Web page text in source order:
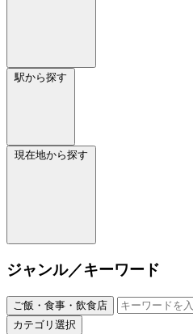
駅から探す
現在地から探す
ジャンル／キーワード
ご飯・食事・飲食店
カテゴリ選択